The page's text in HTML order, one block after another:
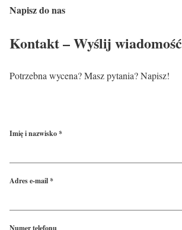
Napisz do nas
Kontakt – Wyślij wiadomość
Potrzebna wycena? Masz pytania? Napisz!
Imię i nazwisko*
Adres e-mail*
Numer telefonu